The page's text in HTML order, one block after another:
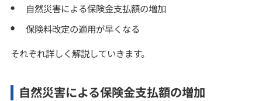
自然災害による保険金支払額の増加
保険料改定の適用が早くなる
それぞれ詳しく解説していきます。
自然災害による保険金支払額の増加